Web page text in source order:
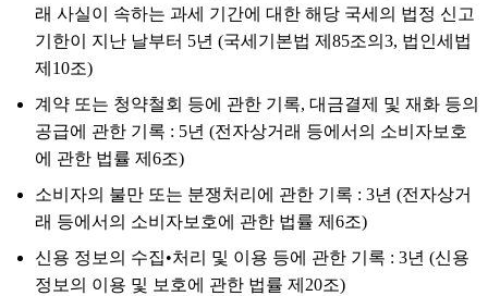
래 사실이 속하는 과세 기간에 대한 해당 국세의 법정 신고
기한이 지난 날부터 5년 (국세기본법 제85조의3, 법인세법
제10조)
계약 또는 청약철회 등에 관한 기록, 대금결제 및 재화 등의
공급에 관한 기록 : 5년 (전자상거래 등에서의 소비자보호
에 관한 법률 제6조)
소비자의 불만 또는 분쟁처리에 관한 기록 : 3년 (전자상거
래 등에서의 소비자보호에 관한 법률 제6조)
신용 정보의 수집•처리 및 이용 등에 관한 기록 : 3년 (신용
정보의 이용 및 보호에 관한 법률 제20조)